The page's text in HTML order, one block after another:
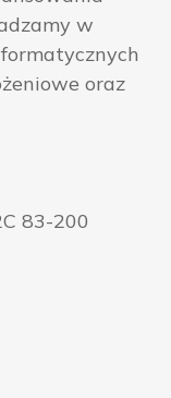
w
oraz
83-200